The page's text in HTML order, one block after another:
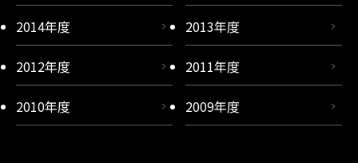
2014年度 2013年度
2012年度 2011年度
2010年度 2009年度